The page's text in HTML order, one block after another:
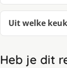
Uit welke
Heb je dit